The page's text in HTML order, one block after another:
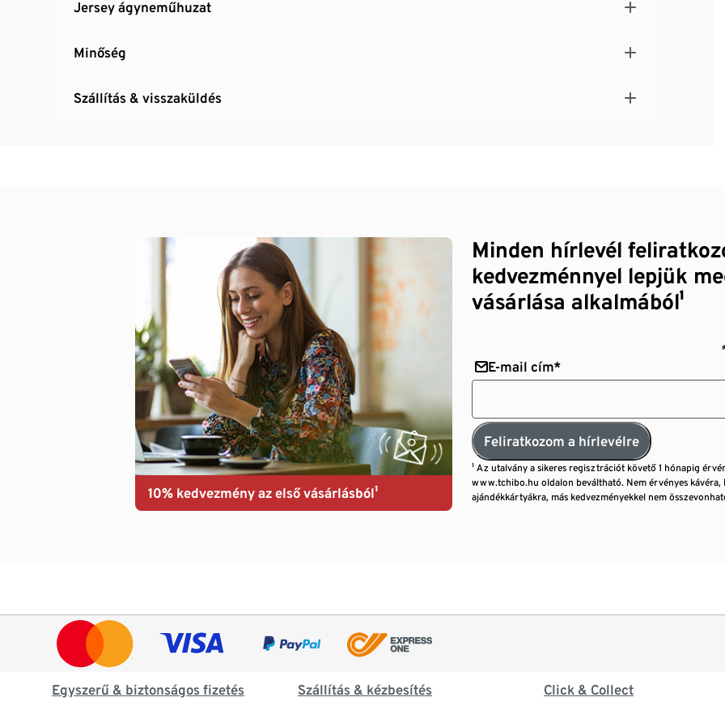
Jersey ágyneműhuzat
Minőség
Szállítás & visszaküldés
10% kedvezmény az első vásárlásból¹
Minden hírlevél
kedvezménnyel lepjük
vásárlása alkalmából¹
E-mail cím*
Feliratkozom a hírlevélre
¹ Az utalvány a sikeres regisztrációt követő 1 hónapig
www.tchibo.hu oldalon beváltható. Nem érvényes kávéra,
ajándékkártyákra, más kedvezményekkel nem
Egyszerű & biztonságos fizetés Szállítás & kézbesítés Click & Collect